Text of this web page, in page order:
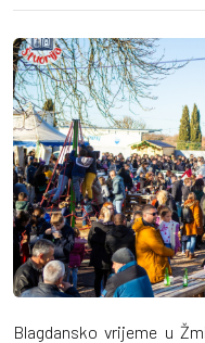
Blagdansko vrijeme u